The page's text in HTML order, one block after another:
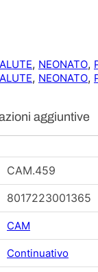
, NEONATO,
, NEONATO,
aggiuntive
CAM.459
8017223001365
CAM
Continuativo